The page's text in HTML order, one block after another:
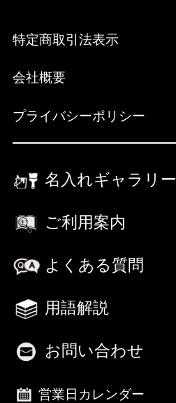
特定商取引法表示
会社概要
プライバシーポリシー
名入れギャラリー
ご利用案内
よくある質問
用語解説
お問い合わせ
営業日カレンダー